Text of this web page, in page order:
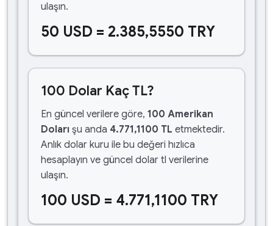
ulaşın.
50 USD = 2.385,5550 TRY
100 Dolar Kaç TL?
En güncel verilere göre, 100 Amerikan
Doları şu anda 4.771,1100 TL etmektedir.
Anlık dolar kuru ile bu değeri hızlıca
hesaplayın ve güncel dolar tl verilerine
ulaşın.
100 USD = 4.771,1100 TRY